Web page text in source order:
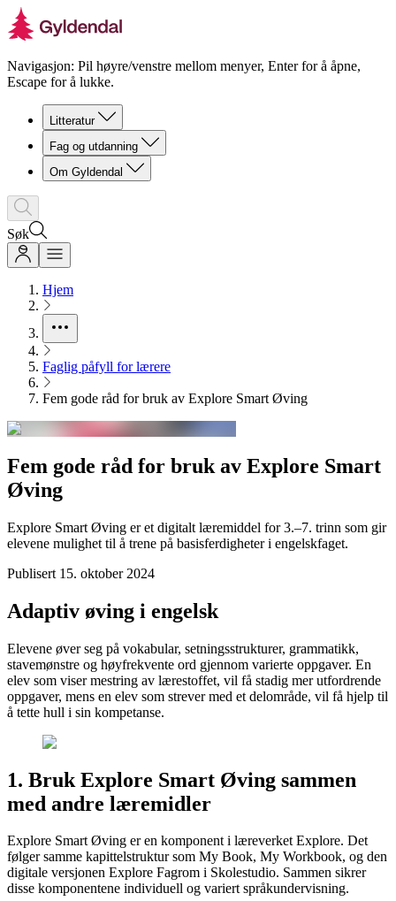
Navigasjon: Pil høyre/venstre mellom menyer, Enter for å åpne,
Escape for å lukke.
Litteratur
Fag og utdanning
Om Gyldendal
Søk
Hjem
Faglig påfyll for lærere
Fem gode råd for bruk av Explore Smart Øving
Fem gode råd for bruk av Explore Smart
Øving
Explore Smart Øving er et digitalt læremiddel for 3.–7. trinn som gir
elevene mulighet til å trene på basisferdigheter i engelskfaget.
Publisert 15. oktober 2024
Adaptiv øving i engelsk
Elevene øver seg på vokabular, setningsstrukturer, grammatikk,
stavemønstre og høyfrekvente ord gjennom varierte oppgaver. En
elev som viser mestring av lærestoffet, vil få stadig mer utfordrende
oppgaver, mens en elev som strever med et delområde, vil få hjelp til
å tette hull i sin kompetanse.
1. Bruk Explore Smart Øving sammen
med andre læremidler
Explore Smart Øving er en komponent i læreverket Explore. Det
følger samme kapittelstruktur som My Book, My Workbook, og den
digitale versjonen Explore Fagrom i Skolestudio. Sammen sikrer
disse komponentene individuell og variert språkundervisning.